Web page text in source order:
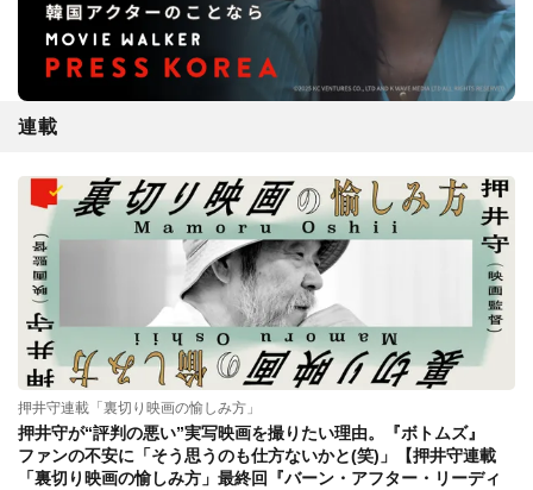
連載
押井守連載「裏切り映画の愉しみ方」
押井守が“評判の悪い”実写映画を撮りたい理由。『ボトムズ』
ファンの不安に「そう思うのも仕方ないかと(笑)」【押井守連載
「裏切り映画の愉しみ方」最終回『バーン・アフター・リーディ